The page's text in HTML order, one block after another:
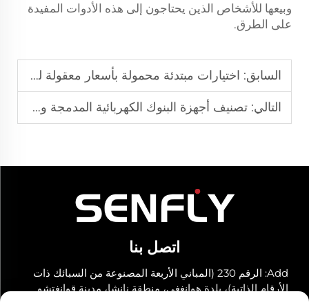
وبيعها للأشخاص الذين يحتاجون إلى هذه الأدوات المفيدة
على الطرق.
السابق: اختيارات مبتدئة محمولة بأسعار معقولة للاستخدام العائلي اليومي
التالي: تصنيف أجهزة البنوك الكهربائية المدمجة ومشغِّلات المحركات الهجينة
اتصل بنا
Add: الرقم 230 (المباني الأربعة المصنوعة من السبائك ذات
الأرقام الذاتية)، بلدة هوانغغي، منطقة نانشا، مدينة قوانغتشو